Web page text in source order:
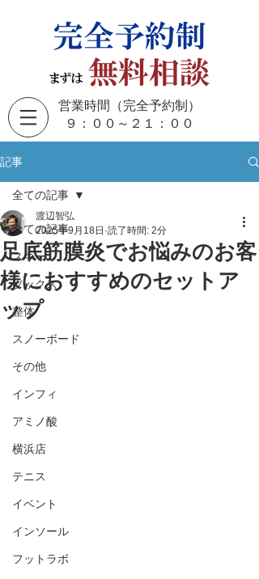
営業時間（完全予約制）
​９：００～２１：００
記事
全ての記事
スキー
ソックス
整体
スノーボード
その他
インフィ
アミノ酸
横浜店
テニス
イベント
インソール
フットラボ
全ての記事
足底筋膜炎でお悩みのお客
様におすすめのセットア
ップ
渡辺智弘
2025年9月18日 読了時間: 2分